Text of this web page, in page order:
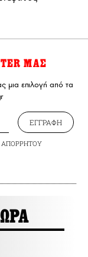
ΜΑΣ
μια επιλογή από τα
ΕΓΓΡΑΦΗ
ΑΠΟΡΡΗΤΟΥ